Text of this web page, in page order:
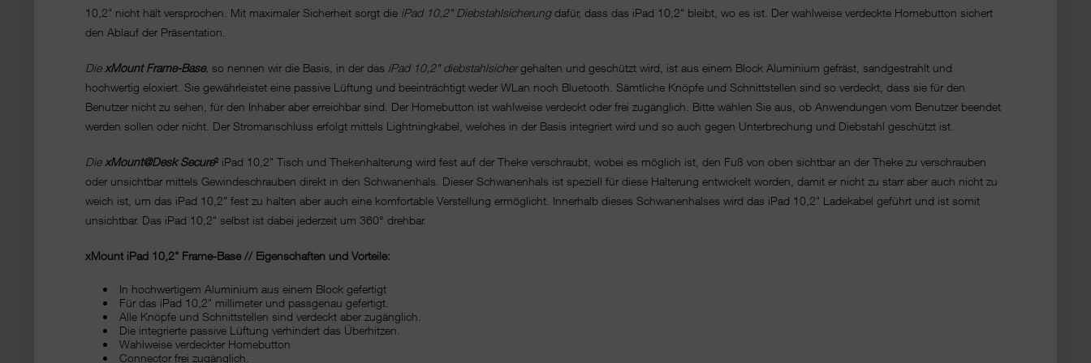
10,2" nicht hält versprochen. Mit maximaler Sicherheit sorgt die iPad 10,2" Diebstahlsicherungdafür, dass das iPad 10,2" bleibt, wo es ist. Der wahlweise verdeckte Homebutton sichert
den Ablauf der Präsentation.
Die xMount Frame-Base, so nennen wir die Basis, in der das iPad 10,2" diebstahlsichergehalten und geschützt wird, ist aus einem Block Aluminium gefräst, sandgestrahlt und
hochwertig eloxiert. Sie gewährleistet eine passive Lüftung und beeinträchtigt weder WLan noch Bluetooth. Sämtliche Knöpfe und Schnittstellen sind so verdeckt, dass sie für den
Benutzer nicht zu sehen, für den Inhaber aber erreichbar sind. Der Homebutton ist wahlweise verdeckt oder frei zugänglich. Bitte wählen Sie aus, ob Anwendungen vom Benutzer beendet
werden sollen oder nicht. Der Stromanschluss erfolgt mittels Lightningkabel, welches in der Basis integriert wird und so auch gegen Unterbrechung und Diebstahl geschützt ist.
Die xMount@Desk Secure² iPad 10,2" Tisch und Thekenhalterung wird fest auf der Theke verschraubt, wobei es möglich ist, den Fuß von oben sichtbar an der Theke zu verschrauben
oder unsichtbar mittels Gewindeschrauben direkt in den Schwanenhals. Dieser Schwanenhals ist speziell für diese Halterung entwickelt worden, damit er nicht zu starr aber auch nicht zu
weich ist, um das iPad 10,2" fest zu halten aber auch eine komfortable Verstellung ermöglicht. Innerhalb dieses Schwanenhalses wird das iPad 10,2" Ladekabel geführt und ist somit
unsichtbar. Das iPad 10,2" selbst ist dabei jederzeit um 360° drehbar.
xMount iPad 10,2" Frame-Base // Eigenschaften und Vorteile:
In hochwertigem Aluminium aus einem Block gefertigt
Für das iPad 10,2" millimeter und passgenau gefertigt.
Alle Knöpfe und Schnittstellen sind verdeckt aber zugänglich.
Die integrierte passive Lüftung verhindert das Überhitzen.
Wahlweise verdeckter Homebutton
Connector frei zugänglich.